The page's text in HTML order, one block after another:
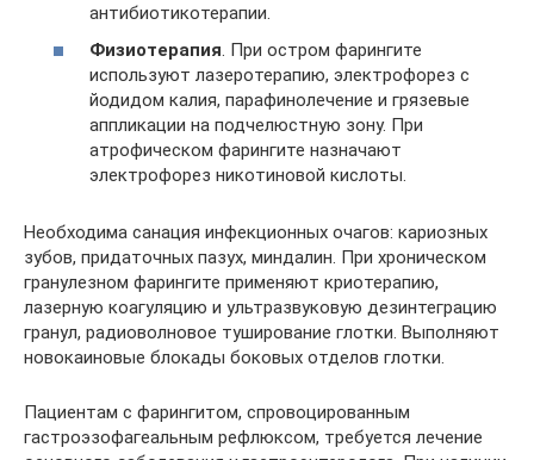
антибиотикотерапии.
Физиотерапия. При остром фарингите
используют лазеротерапию, электрофорез с
йодидом калия, парафинолечение и грязевые
аппликации на подчелюстную зону. При
атрофическом фарингите назначают
электрофорез никотиновой кислоты.
Необходима санация инфекционных очагов: кариозных
зубов, придаточных пазух, миндалин. При хроническом
гранулезном фарингите применяют криотерапию,
лазерную коагуляцию и ультразвуковую дезинтеграцию
гранул, радиоволновое туширование глотки. Выполняют
новокаиновые блокады боковых отделов глотки.
Пациентам с фарингитом, спровоцированным
гастроэзофагеальным рефлюксом, требуется лечение